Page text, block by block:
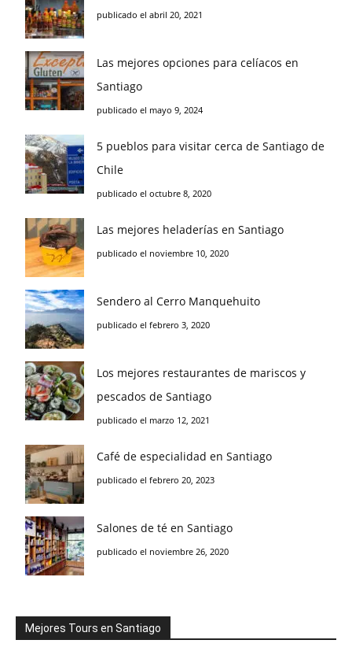
publicado el abril 20, 2021
Las mejores opciones para celíacos en
Santiago
publicado el mayo 9, 2024
5 pueblos para visitar cerca de Santiago de
Chile
publicado el octubre 8, 2020
Las mejores heladerías en Santiago
publicado el noviembre 10, 2020
Sendero al Cerro Manquehuito
publicado el febrero 3, 2020
Los mejores restaurantes de mariscos y
pescados de Santiago
publicado el marzo 12, 2021
Café de especialidad en Santiago
publicado el febrero 20, 2023
Salones de té en Santiago
publicado el noviembre 26, 2020
Mejores Tours en Santiago